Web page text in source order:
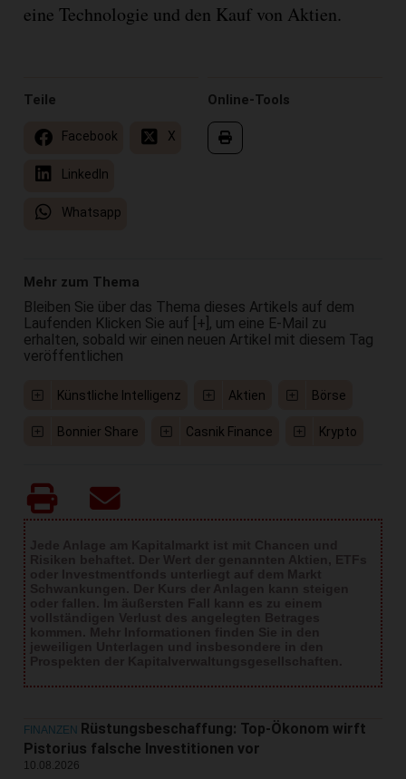
eine Technologie und den Kauf von Aktien.
Online-Tools
Teile
Facebook X
LinkedIn
Whatsapp
Mehr zum Thema
Bleiben Sie über das Thema dieses Artikels auf dem
Laufenden Klicken Sie auf [+], um eine E-Mail zu
erhalten, sobald wir einen neuen Artikel mit diesem Tag
veröffentlichen
Künstliche Intelligenz Aktien Börse
Bonnier Share Casnik Finance Krypto
FINANZEN Rüstungsbeschaffung: Top-Ökonom wirft
Pistorius falsche Investitionen vor
10.08.2026